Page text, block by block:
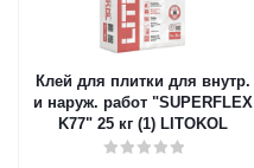
Клей для плитки для внутр.
и наруж. работ "SUPERFLEX
K77" 25 кг (1) LITOKOL